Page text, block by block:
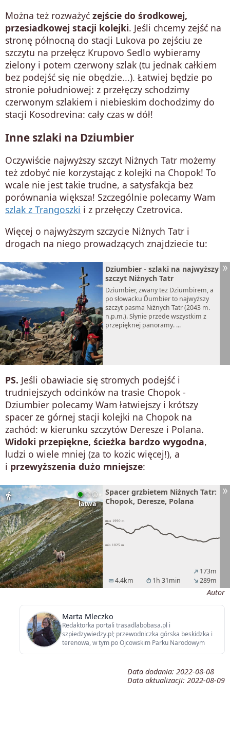
Można też rozważyć zejście do środkowej,
przesiadkowej stacji kolejki. Jeśli chcemy zejść na
stronę północną do stacji Lukova po zejściu ze
szczytu na przełęcz Krupovo Sedlo wybieramy
zielony i potem czerwony szlak (tu jednak całkiem
bez podejść się nie obędzie...). Łatwiej będzie po
stronie południowej: z przełęczy schodzimy
czerwonym szlakiem i niebieskim dochodzimy do
stacji Kosodrevina: cały czas w dół!
Inne szlaki na Dziumbier
Oczywiście najwyższy szczyt Niżnych Tatr możemy
też zdobyć nie korzystając z kolejki na Chopok! To
wcale nie jest takie trudne, a satysfakcja bez
porównania większa! Szczególnie polecamy Wam
szlak z Trangoszki i z przełęczy Czetrovica.
Więcej o najwyższym szczycie Niżnych Tatr i
drogach na niego prowadzących znajdziecie tu:
Dziumbier - szlaki na najwyższy
szczyt Niżnych Tatr
Dziumbier, zwany też Dziumbirem, a
po słowacku Ďumbier to najwyższy
szczyt pasma Niżnych Tatr (2043 m.
n.p.m.). Słynie przede wszystkim z
przepięknej panoramy. ...
PS. Jeśli obawiacie się stromych podejść i
trudniejszych odcinków na trasie Chopok -
Dziumbier polecamy Wam łatwiejszy i krótszy
spacer ze górnej stacji kolejki na Chopok na
zachód: w kierunku szczytów Deresze i Polana.
Widoki przepiękne, ścieżka bardzo wygodna,
ludzi o wiele mniej (za to kozic więcej!), a
i przewyższenia dużo mniejsze:
łatwa
directions_walk
Spacer grzbietem Niżnych Tatr:
Chopok, Deresze, Polana
straighten 4.4km timer 1h 31min
north_east 173m
south_east 289m
Autor
Marta Mleczko
Redaktorka portali trasadlabobasa.pl i
szpiedzywiedzy.pl; przewodniczka górska beskidzka i
terenowa, w tym po Ojcowskim Parku Narodowym
Data dodania: 2022-08-08
Data aktualizacji: 2022-08-09